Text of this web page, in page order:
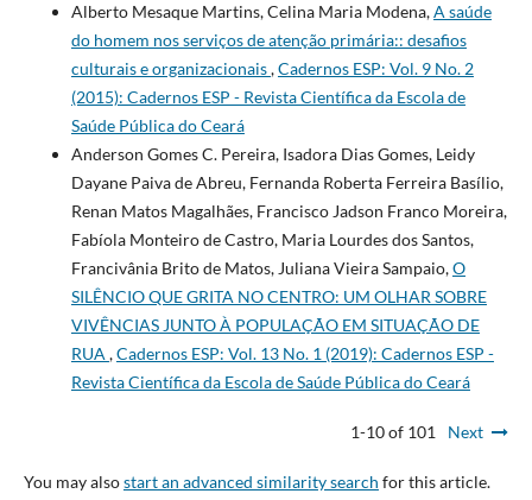
Alberto Mesaque Martins, Celina Maria Modena,A saúde
do homem nos serviços de atenção primária:: desafios
culturais e organizacionais,Cadernos ESP: Vol. 9 No. 2
(2015): Cadernos ESP - Revista Cientí­fica da Escola de
Saúde Pública do Ceará
Anderson Gomes C. Pereira, Isadora Dias Gomes, Leidy
Dayane Paiva de Abreu, Fernanda Roberta Ferreira Basílio,
Renan Matos Magalhães, Francisco Jadson Franco Moreira,
Fabíola Monteiro de Castro, Maria Lourdes dos Santos,
Francivânia Brito de Matos, Juliana Vieira Sampaio,O
SILÊNCIO QUE GRITA NO CENTRO: UM OLHAR SOBRE
VIVÊNCIAS JUNTO À POPULAÇÃO EM SITUAÇÃO DE
RUA ,Cadernos ESP: Vol. 13 No. 1 (2019): Cadernos ESP -
Revista Cientí­fica da Escola de Saúde Pública do Ceará
1-10 of 101 Next
You may alsostart an advanced similarity search for this article.